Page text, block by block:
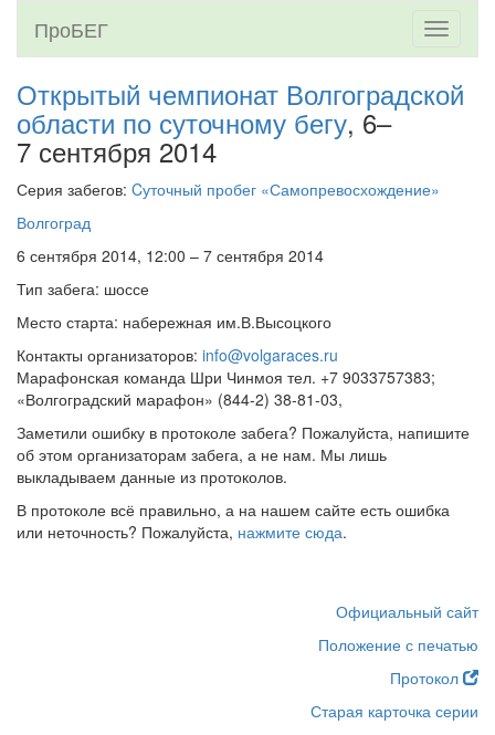
Toggle
ПроБЕГ
Открытый чемпионат Волгоградской
области по суточному бегу, 6–
7 сентября 2014
Серия забегов: Cуточный пробег «Самопревосхождение»
Волгоград
6 сентября 2014, 12:00 – 7 сентября 2014
Тип забега: шоссе
Место старта: набережная им.В.Высоцкого
Контакты организаторов: info@volgaraces.ru
Марафонская команда Шри Чинмоя тел. +7 9033757383;
«Волгоградский марафон» (844-2) 38-81-03,
Заметили ошибку в протоколе забега? Пожалуйста, напишите
об этом организаторам забега, а не нам. Мы лишь
выкладываем данные из протоколов.
В протоколе всё правильно, а на нашем сайте есть ошибка
или неточность? Пожалуйста, нажмите сюда.
Официальный сайт
Положение с печатью
Протокол
Старая карточка серии